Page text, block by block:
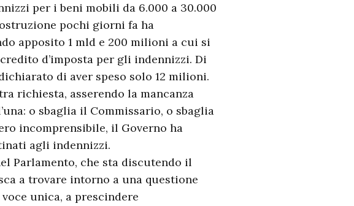
per i beni mobili da 6.000 a 30.000
pochi giorni fa ha
apposito 1 mld e 200 milioni a cui si
d’imposta per gli indennizzi. Di
di aver speso solo 12 milioni.
richiesta, asserendo la mancanza
o sbaglia il Commissario, o sbaglia
incomprensibile, il Governo ha
agli indennizzi.
Parlamento, che sta discutendo il
a trovare intorno a una questione
unica, a prescindere